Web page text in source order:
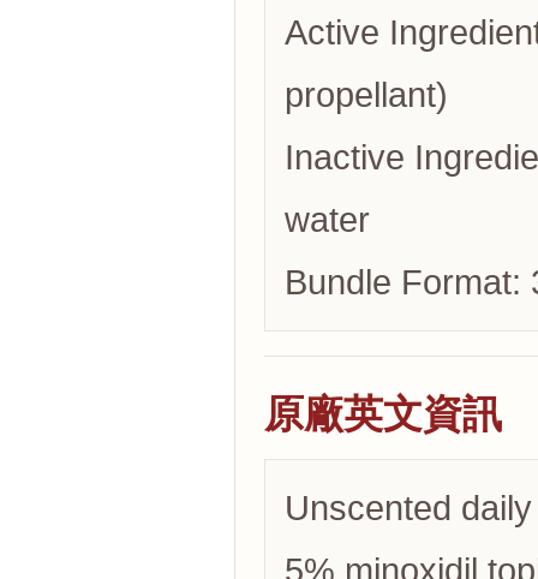
Active
propellant)
Inactive
water
Bundle Format:
原廠英文資訊
Unscented
5% minoxidil